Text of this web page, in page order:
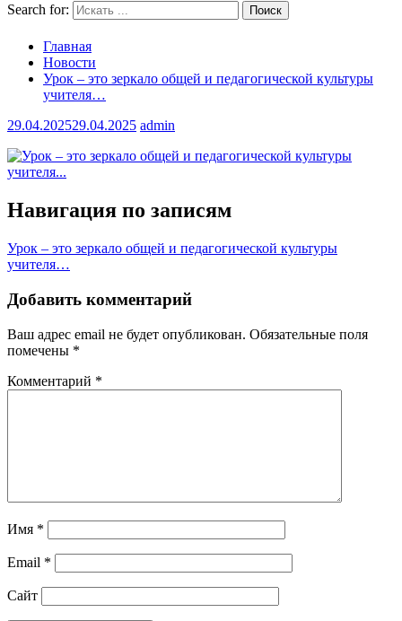
Search for:
Главная
Новости
Урок – это зеркало общей и педагогической культуры
учителя…
29.04.202529.04.2025 admin
Навигация по записям
Урок – это зеркало общей и педагогической культуры
учителя…
Добавить комментарий
Ваш адрес email не будет опубликован. Обязательные поля
помечены *
Комментарий *
Имя *
Email *
Сайт